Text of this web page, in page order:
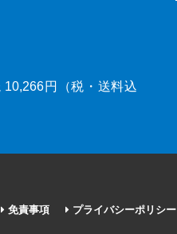
円（税・送料込
免責事項 プライバシーポリシー